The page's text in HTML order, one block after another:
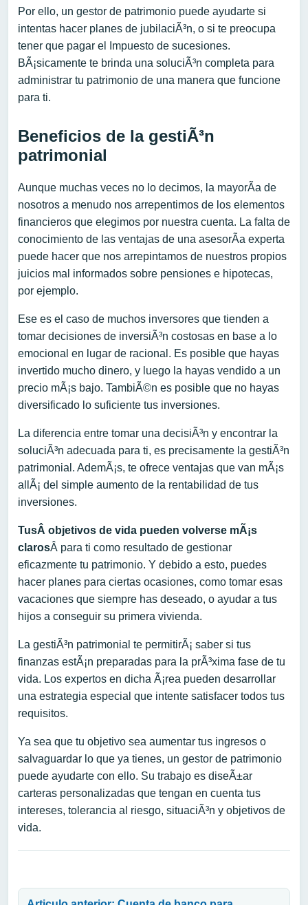
Por ello, un gestor de patrimonio puede ayudarte si
intentas hacer planes de jubilaciÃ³n, o si te preocupa
tener que pagar el Impuesto de sucesiones.
BÃ¡sicamente te brinda una soluciÃ³n completa para
administrar tu patrimonio de una manera que funcione
para ti.
Beneficios de la gestiÃ³n
patrimonial
Aunque muchas veces no lo decimos, la mayorÃ­a de
nosotros a menudo nos arrepentimos de los elementos
financieros que elegimos por nuestra cuenta. La falta de
conocimiento de las ventajas de una asesorÃ­a experta
puede hacer que nos arrepintamos de nuestros propios
juicios mal informados sobre pensiones e hipotecas,
por ejemplo.
Ese es el caso de muchos inversores que tienden a
tomar decisiones de inversiÃ³n costosas en base a lo
emocional en lugar de racional. Es posible que hayas
invertido mucho dinero, y luego la hayas vendido a un
precio mÃ¡s bajo. TambiÃ©n es posible que no hayas
diversificado lo suficiente tus inversiones.
La diferencia entre tomar una decisiÃ³n y encontrar la
soluciÃ³n adecuada para ti, es precisamente la gestiÃ³n
patrimonial. AdemÃ¡s, te ofrece ventajas que van mÃ¡s
allÃ¡ del simple aumento de la rentabilidad de tus
inversiones.
TusÂ objetivos de vida pueden volverse mÃ¡s
clarosÂ para ti como resultado de gestionar
eficazmente tu patrimonio. Y debido a esto, puedes
hacer planes para ciertas ocasiones, como tomar esas
vacaciones que siempre has deseado, o ayudar a tus
hijos a conseguir su primera vivienda.
La gestiÃ³n patrimonial te permitirÃ¡ saber si tus
finanzas estÃ¡n preparadas para la prÃ³xima fase de tu
vida. Los expertos en dicha Ã¡rea pueden desarrollar
una estrategia especial que intente satisfacer todos tus
requisitos.
Ya sea que tu objetivo sea aumentar tus ingresos o
salvaguardar lo que ya tienes, un gestor de patrimonio
puede ayudarte con ello. Su trabajo es diseÃ±ar
carteras personalizadas que tengan en cuenta tus
intereses, tolerancia al riesgo, situaciÃ³n y objetivos de
vida.